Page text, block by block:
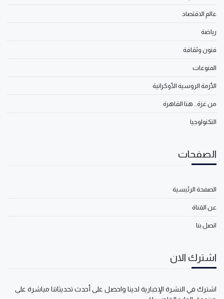
عالم الاقتصاد
رياضة
فنون وثقافة
المنوعات
الأزمة الروسية الأوكرانية
من غزة.. هنا القاهرة
التكنولوجيا
الصفحات
الصفحة الرئيسية
عن القناة
اتصل بنا
اشترك الان
اشترك في النشرة الإخبارية لدينا واحصل على أحدث تحديثاتنا مباشرة على